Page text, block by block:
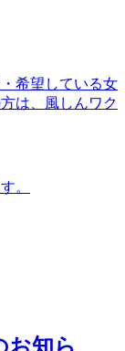
希望している女
は、風しんワク
。
お知ら